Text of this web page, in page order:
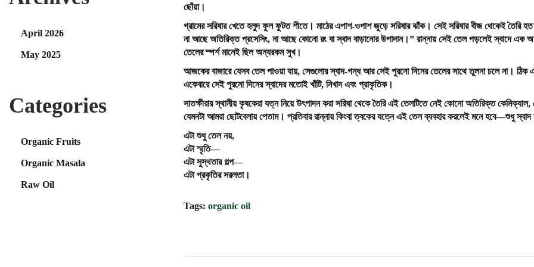
0
2
5
ছোঁয়া।
গ্রামের সরিষার খেতে হলুদ ফুল ফুটত শীতে। মাঠের এপাশ-ওপাশ জুড়ে সরিষার ঝাঁক। সেই সরিষার বীজ থেকেই তৈরি
না আছে অতিরিক্ত প্রসেসিং, না আছে কোনো রং বা স্বাদ বাড়ানোর উপাদান।”রান্নায় সেই তেল পড়লেই স্বাদে এক
তেলের স্পর্শ মানেই ছিল অন্যরকম সুখ।
আজকের বাজারে যেসব তেল পাওয়া যায়, সেগুলোর স্বাদ-গন্ধ আর সেই পুরনো দিনের তেলের সাথে তুলনা চলে না। ঠিক
একেবারে সেই পুরনো দিনের স্বাদের মতোই খাঁটি, নিখাদ এবং প্রাকৃতিক।
সাতক্ষীরার স্থানীয় কৃষকেরা যত্ন নিয়ে উৎপাদন করা সরিষা থেকে তৈরি এই তেলটিতে নেই কোনো অতিরিক্ত
যেমনটা আমরা ছোটবেলায় পেতাম। প্রতিবার রান্নায় কিংবা ত্বকের যত্নে এই তেল ব্যবহার করলেই মনে হবে—শুধু স্বাদ
এটা শুধু তেল নয়,
এটা স্মৃতি—
এটা সুস্থতার গল্প—
এটা প্রকৃতির সরলতা।
Tags: organic oil
April 2026
May 2025
Categories
Organic Fruits
Organic Masala
Raw Oil